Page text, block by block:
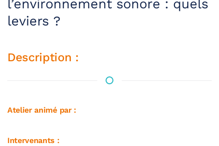
l’environnement sonore : quels
leviers ?
Description :
Atelier animé par :
Intervenants :